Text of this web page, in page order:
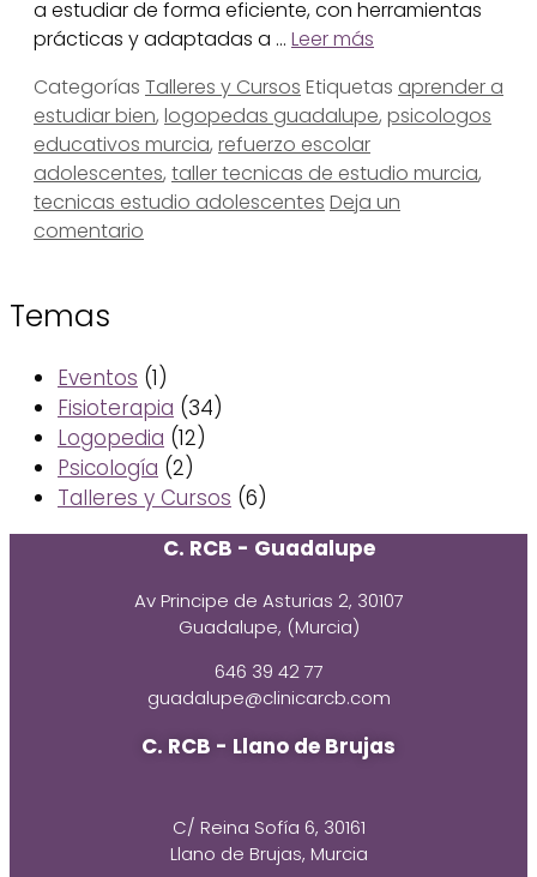
a estudiar de forma eficiente, con herramientas
prácticas y adaptadas a … Leer más
Categorías Talleres y Cursos Etiquetas aprender a
estudiar bien, logopedas guadalupe, psicologos
educativos murcia, refuerzo escolar
adolescentes, taller tecnicas de estudio murcia,
tecnicas estudio adolescentes Deja un
comentario
Temas
Eventos (1)
Fisioterapia (34)
Logopedia (12)
Psicología (2)
Talleres y Cursos (6)
C. RCB - Guadalupe
Av Principe de Asturias 2, 30107
Guadalupe, (Murcia)
646 39 42 77
guadalupe@clinicarcb.com
C. RCB - Llano de Brujas
C/ Reina Sofía 6, 30161
Llano de Brujas, Murcia